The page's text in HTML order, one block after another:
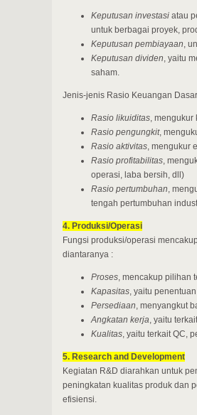
Keputusan investasi atau
untuk berbagai proyek,
Keputusan pembiayaan ,
Keputusan dividen , yaitu
saham.
Jenis-jenis Rasio Keuangan
Rasio likuiditas ,
Rasio pengungkit,
Rasio aktivitas , mengukur
Rasio profitabilitas ,
operasi, laba bersih, dll)
Rasio pertumbuhan ,
tengah pertumbuhan
4. Produksi/Operasi
Fungsi produksi/operasi
diantaranya :
Proses , mencakup
Kapasitas , yaitu
Persediaan , menyangkut
Angkatan kerja , yaitu
Kualitas , yaitu terkait QC,
5. Research and Development
Kegiatan R&D diarahkan untuk
peningkatan kualitas produk dan
efisiensi.